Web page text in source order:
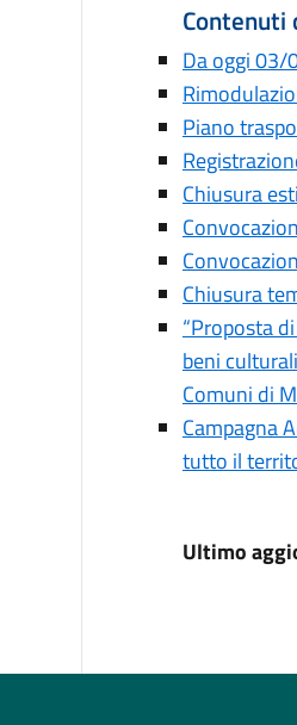
Contenuti
Da oggi 03/
Piano
Chiusura
Chiusura
“Proposta
beni
Comuni di
Campagna
tutto il
Ultimo